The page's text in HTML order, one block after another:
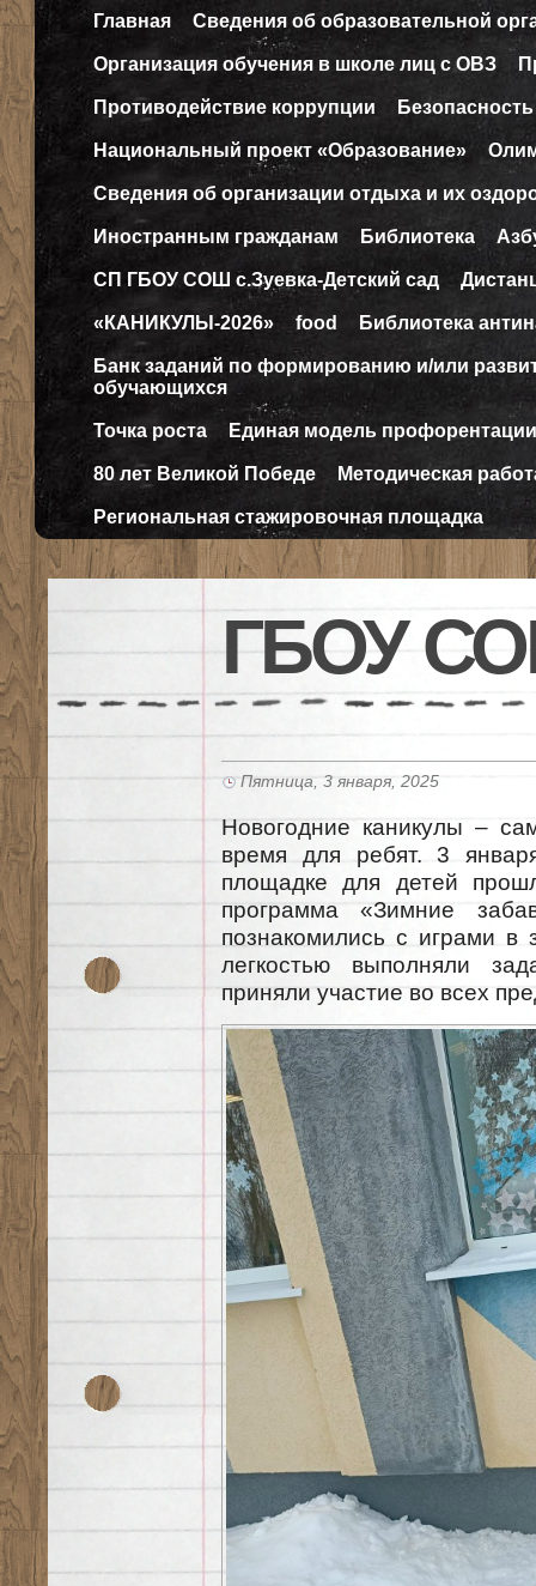
Главная Сведения об образовательной
Организация обучения в школе лиц с ОВЗ
Противодействие коррупции Безопасность
Национальный проект «Образование»
Сведения об организации отдыха и их
Иностранным гражданам Библиотека
СП ГБОУ СОШ с.Зуевка-Детский сад
«КАНИКУЛЫ-2026» food Библиотека
Банк заданий по формированию и/или
обучающихся
Точка роста Единая модель профорентации
80 лет Великой Победе Методическая
Региональная стажировочная площадка
ГБОУ
Пятница, 3 января, 2025
Новогодние каникулы –
время для ребят. 3
площадке для детей
программа «Зимние
познакомились с играми
легкостью выполняли
приняли участие во всех